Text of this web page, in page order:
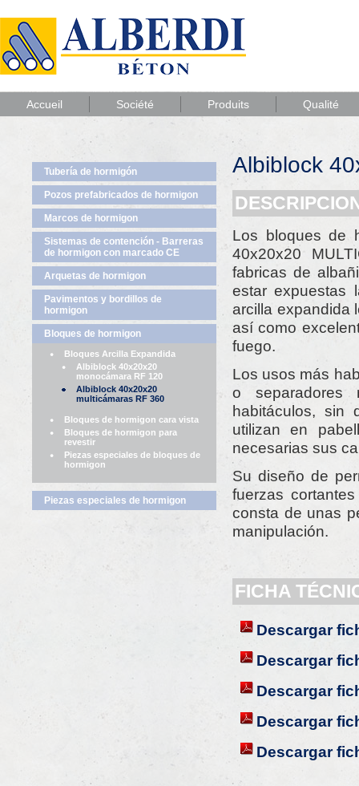
Accueil Société Produits Qualité
Tubería de hormigón
Pozos prefabricados de hormigon
Marcos de hormigon
Sistemas de contención - Barreras
de hormigon con marcado CE
Arquetas de hormigon
Pavimentos y bordillos de
hormigon
Bloques de hormigon
Bloques Arcilla Expandida
Albiblock 40x20x20
monocámara RF 120
Albiblock 40x20x20
multicámaras RF 360
Bloques de hormigon cara vista
Bloques de hormigon para
revestir
Piezas especiales de bloques de
hormigon
Piezas especiales de hormigon
Albiblock
Los bloques de
40x20x20
fabricas de
estar expuestas
arcilla expandida
así como
fuego.
Los usos más
o separadores
habitáculos, sin
utilizan en
necesarias sus
Su diseño de
fuerzas
consta de unas
manipulación.
FICHA
Descargar
Descargar
Descargar
Descargar
Descargar